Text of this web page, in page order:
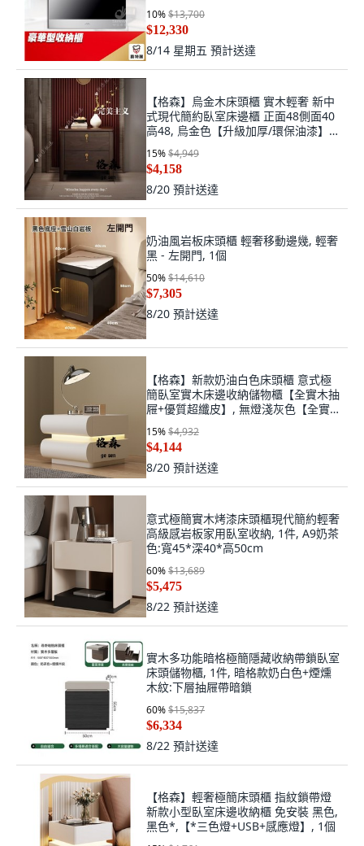
10%$13,700
$12,330
8/14 星期五 預計送達
【格森】烏金木床頭櫃 實木輕奢 新中
式現代簡約臥室床邊櫃 正面48側面40
高48, 烏金色【升級加厚/環保油漆】
烏金木質保三,正面48側面40高48【假
一罰十】, 1個
15%$4,949
$4,158
8/20 預計送達
奶油風岩板床頭櫃 輕奢移動邊幾, 輕奢
黑 - 左開門, 1個
50%$14,610
$7,305
8/20 預計送達
【格森】新款奶油白色床頭櫃 意式極
簡臥室實木床邊收納儲物櫃【全實木抽
屜+優質超纖皮】, 無燈淺灰色【全實
木抽屜+優質超纖皮】,雙抽
【40cm*48cm*40cm】, 1個
15%$4,932
$4,144
8/20 預計送達
意式極簡實木烤漆床頭櫃現代簡約輕奢
高級感岩板家用臥室收納, 1件, A9奶茶
色:寬45*深40*高50cm
60%$13,689
$5,475
8/22 預計送達
實木多功能暗格極簡隱藏收納帶鎖臥室
床頭儲物櫃, 1件, 暗格款奶白色+煙燻
木紋:下層抽屜帶暗鎖
60%$15,837
$6,334
8/22 預計送達
【格森】輕奢極簡床頭櫃 指紋鎖帶燈
新款小型臥室床邊收納櫃 免安裝 黑色,
黑色*,【*三色燈+USB+感應燈】, 1個